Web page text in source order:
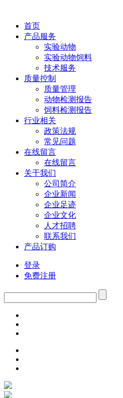
首页
产品服务
实验动物
实验动物饲料
技术服务
质量控制
质量管理
动物检测报告
饲料检测报告
行业相关
政策法规
常见问题
在线留言
在线留言
关于我们
公司简介
企业新闻
企业足迹
企业文化
人才招聘
联系我们
产品订购
登录
免费注册